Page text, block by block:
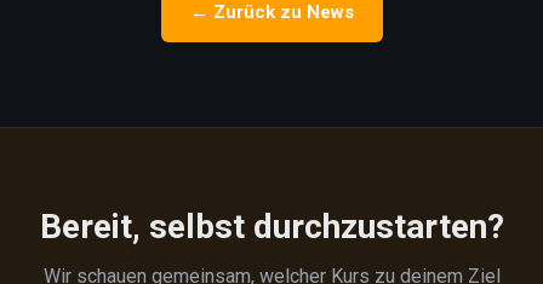
← Zurück zu News
Bereit, selbst durchzustarten?
Wir schauen gemeinsam, welcher Kurs zu deinem Ziel